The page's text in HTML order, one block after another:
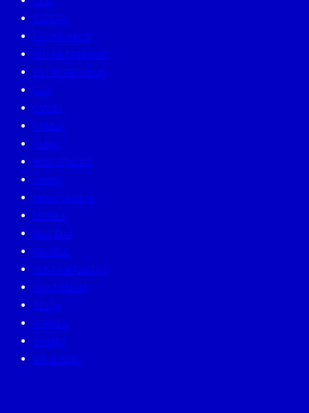
EATERY
ECONOMICS
ENTERTAINMENT
ENTREPRENEUR
ESG
EVENT
FAMILY
GURU
INVESTMENT
LIVING
MINDFULNESS
MONEY
MUTELU
PEOPLE
SUSTAINABILITY
SUSTAINISM
TECH
TRAVEL
TREND
WELLNESS